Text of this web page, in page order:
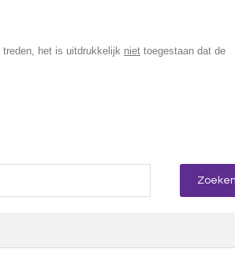
treden, het is uitdrukkelijk niet toegestaan dat de